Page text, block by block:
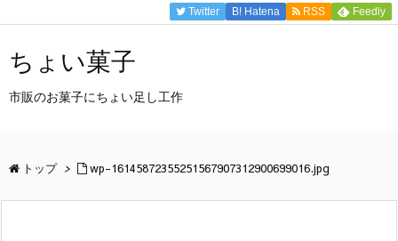
Twitter B! Hatena RSS Feedly
ちょい菓子
市販のお菓子にちょい足し工作
トップ > wp-16145872355251567907312900699016.jpg